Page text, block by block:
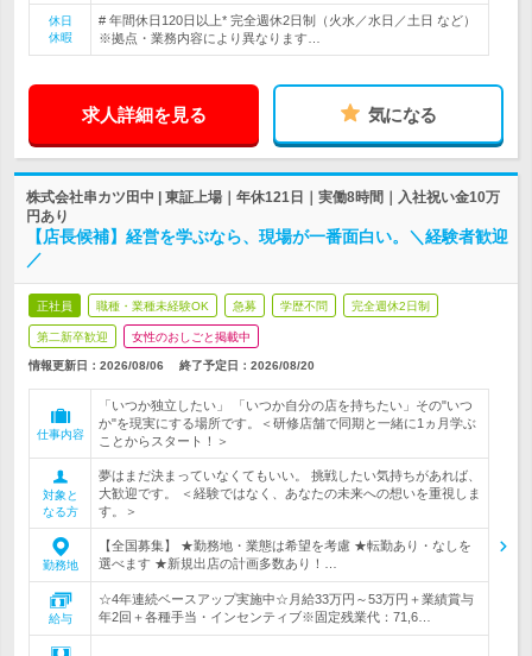
休日
休暇
# 年間休日120日以上* 完全週休2日制（火水／水日／土日 など）
※拠点・業務内容により異なります…
求人詳細を見る 気になる
株式会社串カツ田中 | 東証上場｜年休121日｜実働8時間｜入社祝い金10万
円あり
【店長候補】経営を学ぶなら、現場が一番面白い。＼経験者歓迎
／
正社員 職種・業種未経験OK 急募 学歴不問 完全週休2日制
第二新卒歓迎 女性のおしごと掲載中
情報更新日：2026/08/06 終了予定日： 2026/08/20
仕事内容
「いつか独立したい」 「いつか自分の店を持ちたい」その"いつ
か"を現実にする場所です。＜研修店舗で同期と一緒に1ヵ月学ぶ
ことからスタート！＞
対象と
なる方
夢はまだ決まっていなくてもいい。 挑戦したい気持ちがあれば、
大歓迎です。 ＜経験ではなく、あなたの未来への想いを重視しま
す。＞
勤務地
【全国募集】 ★勤務地・業態は希望を考慮 ★転勤あり・なしを
選べます ★新規出店の計画多数あり！…
給与
☆4年連続ベースアップ実施中☆月給33万円～53万円＋業績賞与
年2回＋各種手当・インセンティブ※固定残業代：71,6…